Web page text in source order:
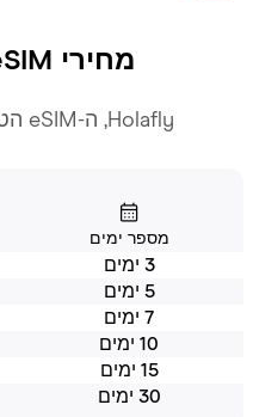
מחירי eSIM ל-
Holafly, ה-eSIM הטוב ביותר ל-פננג
מספר ימים